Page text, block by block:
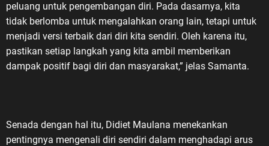
peluang untuk pengembangan diri. Pada dasarnya, kita
tidak berlomba untuk mengalahkan orang lain, tetapi untuk
menjadi versi terbaik dari diri kita sendiri. Oleh karena itu,
pastikan setiap langkah yang kita ambil memberikan
dampak positif bagi diri dan masyarakat,” jelas Samanta.
Senada dengan hal itu, Didiet Maulana menekankan
pentingnya mengenali diri sendiri dalam menghadapi arus